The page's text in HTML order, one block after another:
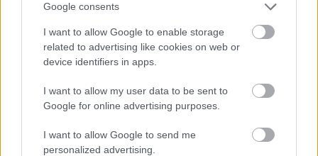
Google consents
I want to allow Google to enable storage
related to advertising like cookies on web or
device identifiers in apps.
I want to allow my user data to be sent to
Google for online advertising purposes.
I want to allow Google to send me
personalized advertising.
Kíváncsian várjuk, hogy fog festeni az ex-modell a
ceremónián, a férjéről lehet bármit is gondolni, de az
vitathatatlan, hogy Melania Trump egy gyönyörű nő,
és biztosan jól mutat majd mindegyik ruhában.